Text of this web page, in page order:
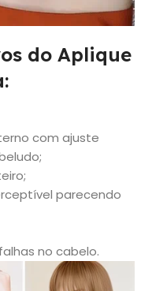
do Aplique
com ajuste
parecendo
no cabelo.